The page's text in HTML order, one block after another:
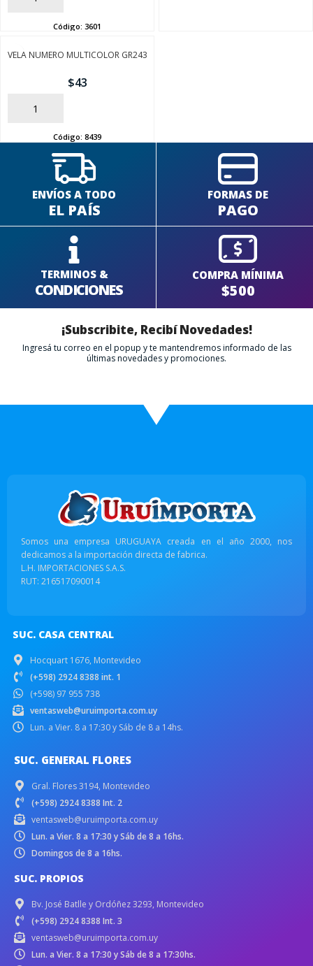
Código: 3601
VELA NUMERO MULTICOLOR GR243
$43
AÑADIR
Código: 8439
ENVÍOS A TODO
EL PAÍS
FORMAS DE
PAGO
TERMINOS &
CONDICIONES
COMPRA MÍNIMA
$500
¡Subscribite, Recibí Novedades!
Ingresá tu correo en el popup y te mantendremos informado de las
últimas novedades y promociones.
Somos una empresa URUGUAYA creada en el año 2000, nos
dedicamos a la importación directa de fabrica.
L.H. IMPORTACIONES S.A.S.
RUT: 216517090014
SUC. CASA CENTRAL
Hocquart 1676, Montevideo
(+598) 2924 8388 int. 1
(+598) 97 955 738
ventasweb@uruimporta.com.uy
Lun. a Vier. 8 a 17:30 y Sáb de 8 a 14hs.
SUC. GENERAL FLORES
Gral. Flores 3194, Montevideo
(+598) 2924 8388 Int. 2
ventasweb@uruimporta.com.uy
Lun. a Vier. 8 a 17:30 y Sáb de 8 a 16hs.
Domingos de 8 a 16hs.
SUC. PROPIOS
Bv. José Batlle y Ordóñez 3293, Montevideo
(+598) 2924 8388 Int. 3
ventasweb@uruimporta.com.uy
Lun. a Vier. 8 a 17:30 y Sáb de 8 a 17:30hs.